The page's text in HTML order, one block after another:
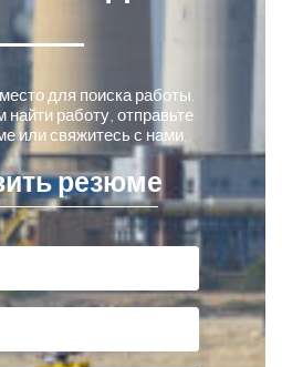
для поиска работы.
работу, отправьте
или свяжитесь с нами.
резюме